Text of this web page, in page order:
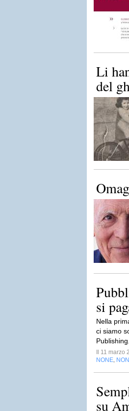
Li
del
si
Nella
ci siamo
Publishing.
Il 11 marzo
NONE
su